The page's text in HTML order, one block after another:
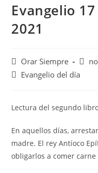
Evangelio
2021
Autor
de
Orar Siempre
de
Categoría
entrada:
Evangelio del día
Lectura del segundo
En aquellos días,
madre. El rey Antíoco
obligarlos a comer